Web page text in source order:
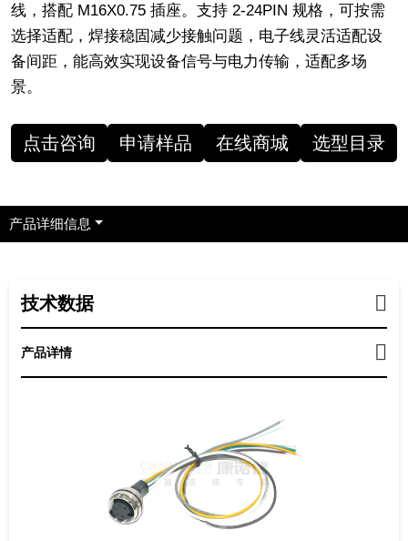
线，搭配 M16X0.75 插座。支持 2-24PIN 规格，可按需
选择适配，焊接稳固减少接触问题，电子线灵活适配设
备间距，能高效实现设备信号与电力传输，适配多场
景。
点击咨询 申请样品 在线商城 选型目录
产品详细信息
技术数据
产品详情